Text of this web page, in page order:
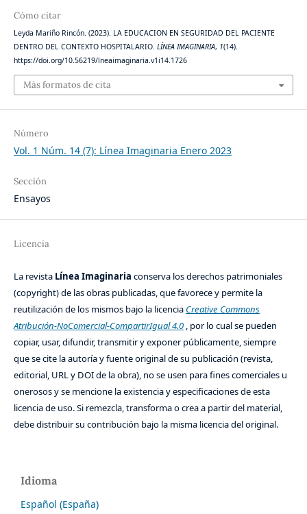
Cómo citar
Leyda Mariño Rincón. (2023). LA EDUCACION EN SEGURIDAD DEL PACIENTE
DENTRO DEL CONTEXTO HOSPITALARIO. LÍNEA IMAGINARIA, 1(14).
https://doi.org/10.56219/lneaimaginaria.v1i14.1726
Más formatos de cita
Número
Vol. 1 Núm. 14 (7): Línea Imaginaria Enero 2023
Sección
Ensayos
Licencia
La revista Línea Imaginaria conserva los derechos patrimoniales
(copyright) de las obras publicadas, que favorece y permite la
reutilización de los mismos bajo la licencia Creative Commons
Atribución-NoComercial-CompartirIgual 4.0, por lo cual se pueden
copiar, usar, difundir, transmitir y exponer públicamente, siempre
que se cite la autoría y fuente original de su publicación (revista,
editorial, URL y DOI de la obra), no se usen para fines comerciales u
onerosos y se mencione la existencia y especificaciones de esta
licencia de uso. Si remezcla, transforma o crea a partir del material,
debe distribuir su contribución bajo la misma licencia del original.
Idioma
Español (España)